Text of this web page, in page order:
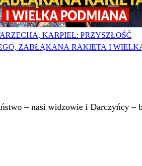
KARPIEL: PRZYSZŁOŚĆ
ZABŁĄKANA RAKIETA I
– nasi widzowie i Darczyńcy –